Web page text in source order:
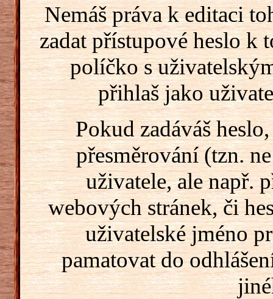
Nemáš práva k editaci
zadat přístupové heslo k
políčko s
přihlaš jako
Pokud zadáváš
přesměrování (tzn.
uživatele, ale např.
webových stránek, či
uživatelské jméno
pamatovat do